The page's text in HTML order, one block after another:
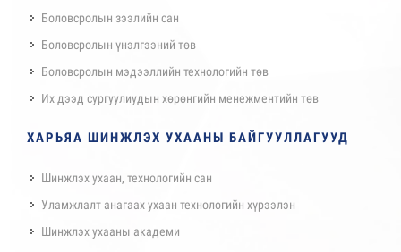
Боловсролын зээлийн сан
Боловсролын үнэлгээний төв
Боловсролын мэдээллийн технологийн төв
Их дээд сургуулиудын хөрөнгийн менежментийн төв
ХАРЬЯА ШИНЖЛЭХ УХААНЫ БАЙГУУЛЛАГУУД
Шинжлэх ухаан, технологийн сан
Уламжлалт анагаах ухаан технологийн хүрээлэн
Шинжлэх ухааны академи